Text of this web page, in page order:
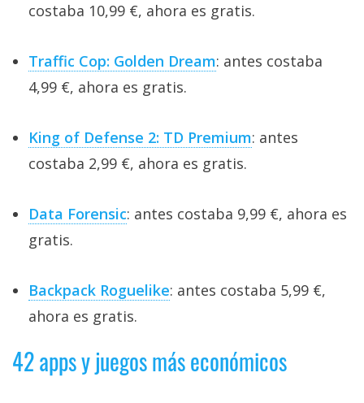
costaba 10,99 €, ahora es gratis.
Traffic Cop: Golden Dream: antes costaba
4,99 €, ahora es gratis.
King of Defense 2: TD Premium: antes
costaba 2,99 €, ahora es gratis.
Data Forensic: antes costaba 9,99 €, ahora es
gratis.
Backpack Roguelike: antes costaba 5,99 €,
ahora es gratis.
42 apps y juegos más económicos